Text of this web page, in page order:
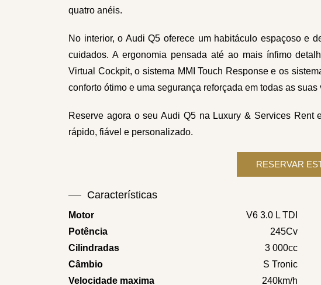
quatro anéis.
No interior, o Audi Q5 oferece um habitáculo espaçoso e
cuidados. A ergonomia pensada até ao mais ínfimo
Virtual Cockpit, o sistema MMI Touch Response e os
conforto ótimo e uma segurança reforçada em todas as suas
Reserve agora o seu Audi Q5 na Luxury & Services
rápido, fiável e personalizado.
Características
Motor
V6 3.0 L TDI
Potência
245Cv
Cilindradas
3 000cc
Câmbio
S Tronic
Velocidade maxima
240km/h